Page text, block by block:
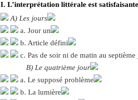
I. L’interprétation littérale est satisfaisante
A) Les jours
a. Jour un
b. Article défini
c. Pas de soir ni de matin au septième
B) Le quatrième jour
a. Le supposé problème
b. La lumière